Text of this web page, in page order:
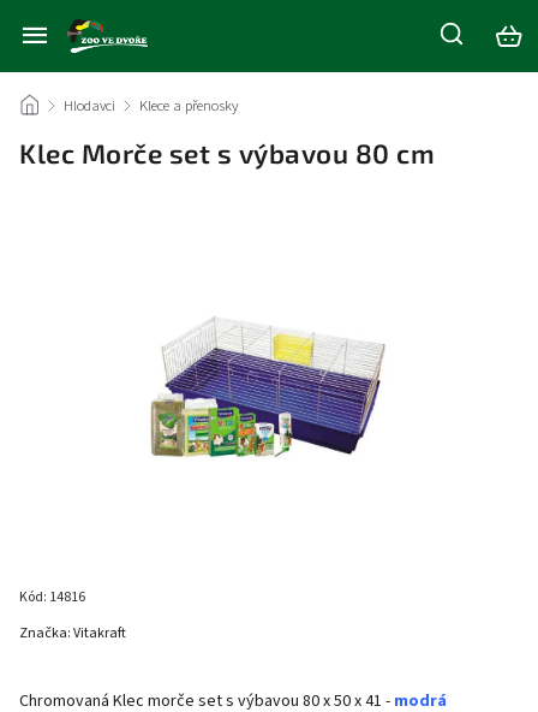
/ Hlodavci / Klece a přenosky
Klec Morče set s výbavou 80 cm
Kód: 14816
Chromovaná Klec morče set s výbavou 80 x 50 x 41 - modrá
Značka:Vitakraft